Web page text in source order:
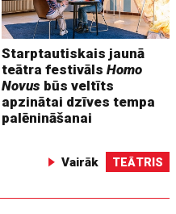
Starptautiskais jaunā
teātra festivālsHomo
Novus būs veltīts
apzinātai dzīves tempa
palēnināšanai
Vairāk TEĀTRIS